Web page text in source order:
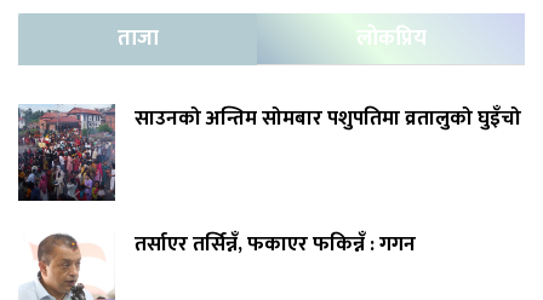
ताजा लोकप्रिय
साउनको अन्तिम सोमबार पशुपतिमा व्रतालुको घुइँचो
तर्साएर तर्सिन्नँ, फकाएर फकिन्नँ : गगन